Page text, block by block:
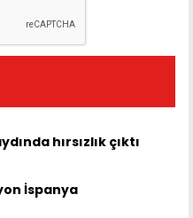
hırsızlık çıktı
İspanya